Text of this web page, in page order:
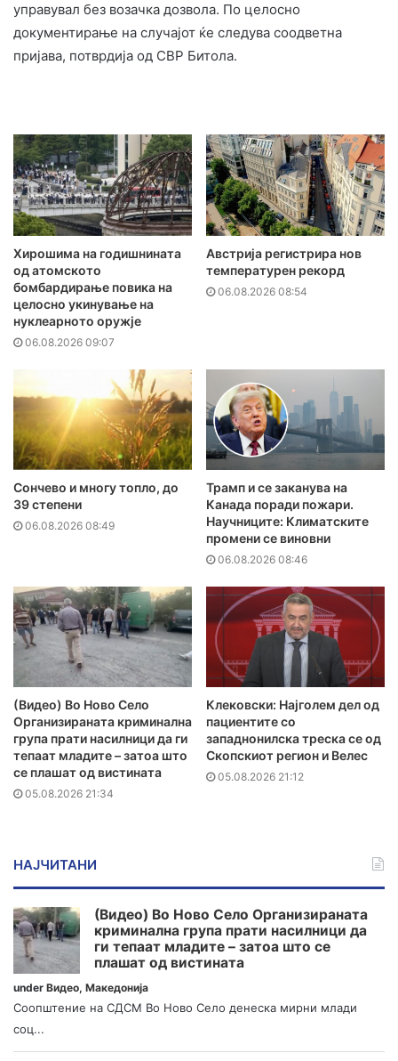
управувал без возачка дозвола. По целосно
документирање на случајот ќе следува соодветна
пријава, потврдија од СВР Битола.
Хирошима на годишнината
од атомското
бомбардирање повика на
целосно укинување на
нуклеарното оружје
06.08.2026 09:07
Австрија регистрира нов
температурен рекорд
06.08.2026 08:54
Сончево и многу топло, до
39 степени
06.08.2026 08:49
Трамп и се заканува на
Канада поради пожари.
Научниците: Климатските
промени се виновни
06.08.2026 08:46
(Видео) Во Ново Село
Организираната криминална
група прати насилници да ги
тепаат младите – затоа што
се плашат од вистината
05.08.2026 21:34
Клековски: Најголем дел од
пациентите сo
западнонилска треска се од
Скопскиот регион и Велес
05.08.2026 21:12
НАЈЧИТАНИ
(Видео) Во Ново Село Организираната
криминална група прати насилници да
ги тепаат младите – затоа што се
плашат од вистината
under Видео, Македонија
Соопштение на СДСМ Во Ново Село денеска мирни млади
соц...